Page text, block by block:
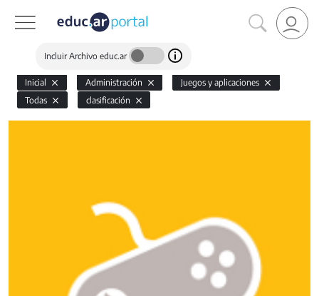
Incluir Archivo educ.ar
Inicial Administración
Juegos y aplicaciones
Todas
clasificación